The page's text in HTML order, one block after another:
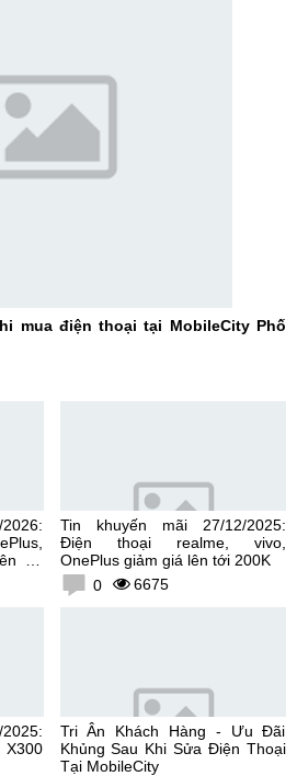
mua điện thoại tại MobileCity Phố
tới
Tin khuyến mãi 27/12/2025:
Điện thoại realme, vivo,
OnePlus giảm giá lên tới 200K
0
6675
Tri Ân Khách Hàng - Ưu Đãi
Khủng Sau Khi Sửa Điện Thoại
Tại MobileCity